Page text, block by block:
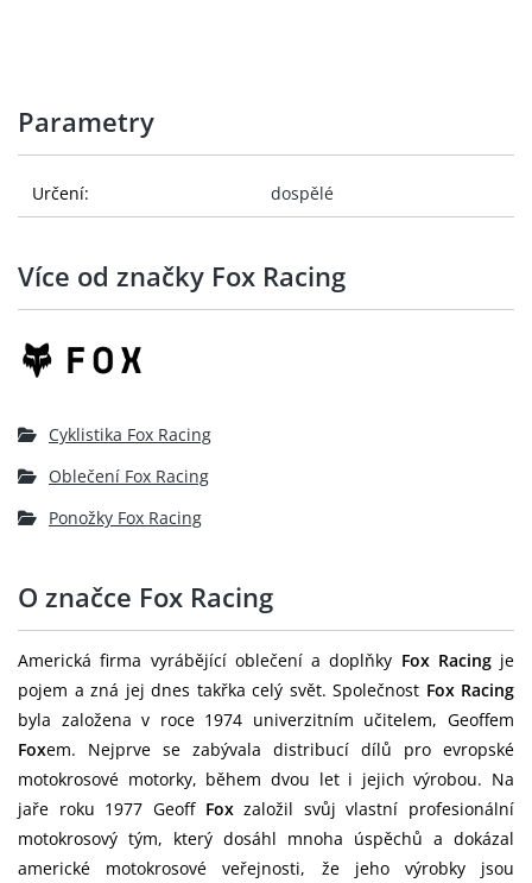
Parametry
Určení: dospělé
Více od značky Fox Racing
Cyklistika Fox Racing
Oblečení Fox Racing
Ponožky Fox Racing
O značce Fox Racing
Americká firma vyrábějící oblečení a doplňky Fox Racingje
pojem a zná jej dnes takřka celý svět. Společnost Fox Racing
byla založena v roce 1974 univerzitním učitelem, Geoffem
Foxem. Nejprve se zabývala distribucí dílů pro evropské
motokrosové motorky, během dvou let i jejich výrobou. Na
jaře roku 1977 Geoff Foxzaložil svůj vlastní profesionální
motokrosový tým, který dosáhl mnoha úspěchů a dokázal
americké motokrosové veřejnosti, že jeho výrobky jsou